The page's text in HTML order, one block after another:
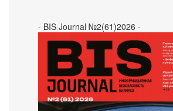
- BIS Journal №2(61)2026 -